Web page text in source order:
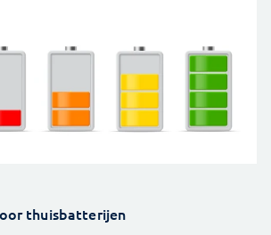
thuisbatterijen